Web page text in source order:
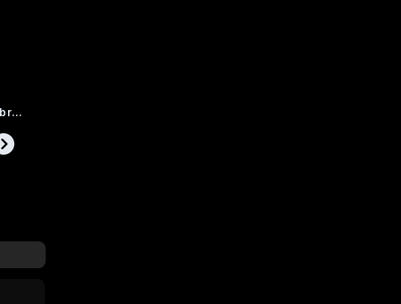
Mensaje en una botella 30 de Septiembre 2025